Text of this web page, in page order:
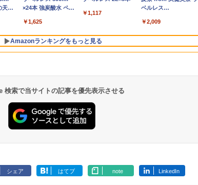
SSD
選
Wi-
ートパ
コン
Gold メモリ8GB/16GB
SSD128GB/256GB/512GB
Windows11 Pro
Education N150 メモ
メーカー再生品Sラン
ク
リ、512GB SSD、
Office付き、ルナグレ
ー 送料無料
Windows11 Pro pc デスクトップPC
ディス
レイポ
準拠
1000:1 高コントラスト
超軽量 600g スピーカ
ー内蔵 Type-C/HDMI
スマホ対応
ブルーカット 自立スタ
ンド VESA スピーカ内
itch/PS3/PS4/PS5/Xbox/PC/
スマホ/Macなど対応
アルモニター サブモニ
ター ポータブルモニタ
ー ゲーミングモニター
ミニPC iPhone対応
トブラック
￥14,990
bluetooth イヤホン
トゥースHi-Fi 最大
36時間再生 ぶるーと
ゅーす コードレス
グ Type-C充電 マイ
ク付き 防水 タッチ式
音量調整 スポーツ/通
勤/通学/WEB会議(ホ
ワイト)
イヤレスイヤホン
キャンセリング ANC
36時間再生
￥2,980
￥250 ￥250
￥250
天然
ー
岡県
トル
×24本 強炭酸水 ペッ
ットル (Smart
Basic)
￥1,625
￥1,117
ベルレス
￥2,009
Amazonランキングをもっと見る
ックスDIGITAL)
￥594
ンプコミックス
DIGITAL)
￥572
版ビッグガンガンコミ
ックス)
￥810
検索で当サイトの記事を優先表示させる
シェア はてブ note LinkedIn